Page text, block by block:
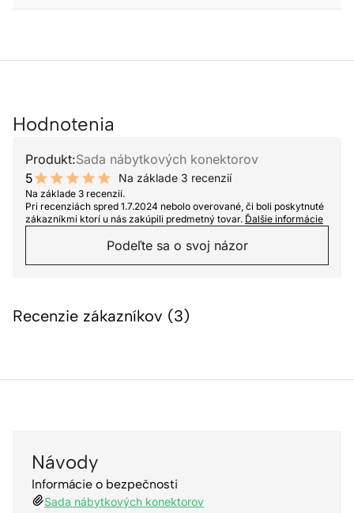
Hodnotenia
Produkt:Sada nábytkových konektorov
5
10 out of 10 stars
Na základe 3 recenzií
Na základe 3 recenzií.
Pri recenziách spred 1.7.2024 nebolo overované, či boli poskytnuté
zákazníkmi ktorí u nás zakúpili predmetný tovar. Ďalšie informácie
Podeľte sa o svoj názor
Recenzie zákazníkov (3)
Návody
Informácie o bezpečnosti
Sada nábytkových konektorov